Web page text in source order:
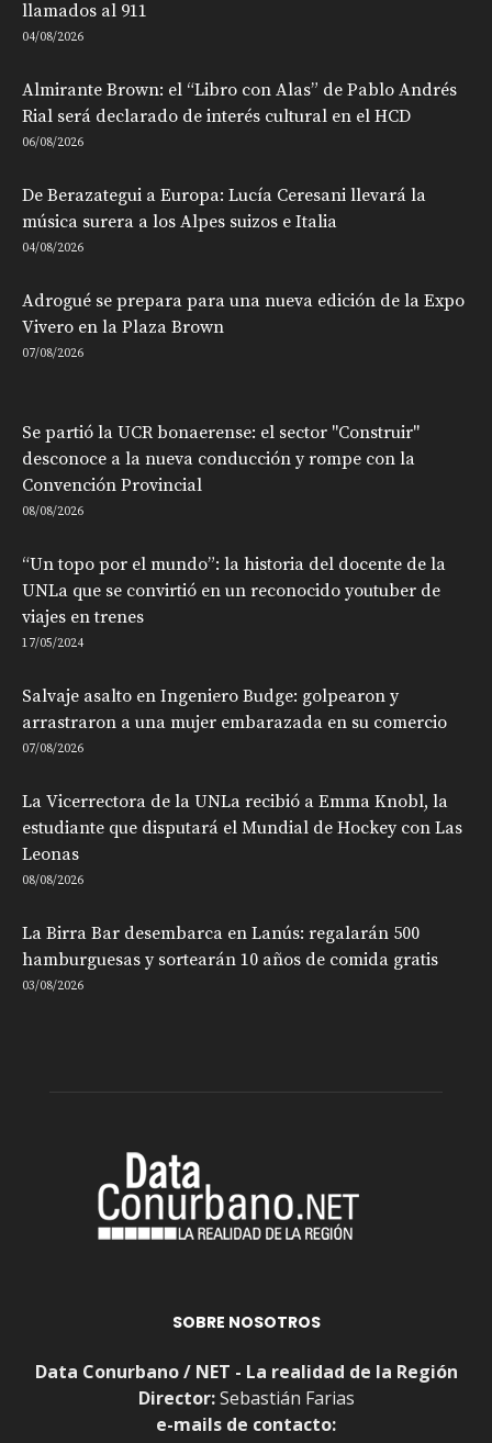
llamados al 911
04/08/2026
Almirante Brown: el “Libro con Alas” de Pablo Andrés
Rial será declarado de interés cultural en el HCD
06/08/2026
De Berazategui a Europa: Lucía Ceresani llevará la
música surera a los Alpes suizos e Italia
04/08/2026
Adrogué se prepara para una nueva edición de la Expo
Vivero en la Plaza Brown
07/08/2026
Se partió la UCR bonaerense: el sector "Construir"
desconoce a la nueva conducción y rompe con la
Convención Provincial
08/08/2026
“Un topo por el mundo”: la historia del docente de la
UNLa que se convirtió en un reconocido youtuber de
viajes en trenes
17/05/2024
Salvaje asalto en Ingeniero Budge: golpearon y
arrastraron a una mujer embarazada en su comercio
07/08/2026
La Vicerrectora de la UNLa recibió a Emma Knobl, la
estudiante que disputará el Mundial de Hockey con Las
Leonas
08/08/2026
La Birra Bar desembarca en Lanús: regalarán 500
hamburguesas y sortearán 10 años de comida gratis
03/08/2026
SOBRE NOSOTROS
Data Conurbano / NET - La realidad de la Región
Director:Sebastián Farias
e-mails de contacto: